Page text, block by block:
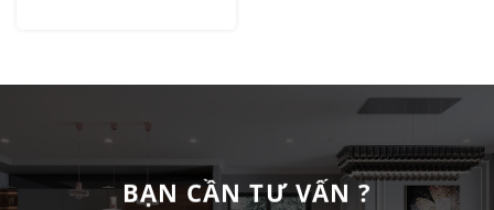
BẠN CẦN TƯ VẤN ?